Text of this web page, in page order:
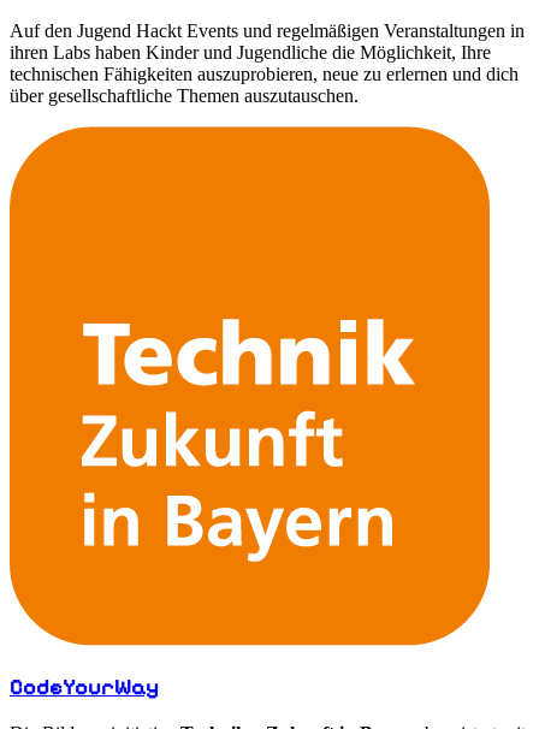
Auf den Jugend Hackt Events und regelmäßigen Veranstaltungen in
ihren Labs haben Kinder und Jugendliche die Möglichkeit, Ihre
technischen Fähigkeiten auszuprobieren, neue zu erlernen und dich
über gesellschaftliche Themen auszutauschen.
CodeYourWay